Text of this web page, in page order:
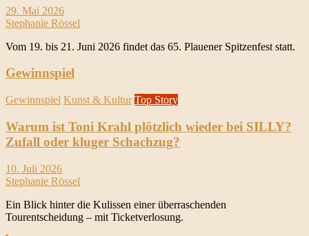
29. Mai 2026
Stephanie Rössel
Vom 19. bis 21. Juni 2026 findet das 65. Plauener Spitzenfest statt.
Gewinnspiel
Gewinnspiel Kunst & Kultur Top Story
Warum ist Toni Krahl plötzlich wieder bei SILLY?
Zufall oder kluger Schachzug?
10. Juli 2026
Stephanie Rössel
Ein Blick hinter die Kulissen einer überraschenden
Tourentscheidung – mit Ticketverlosung.